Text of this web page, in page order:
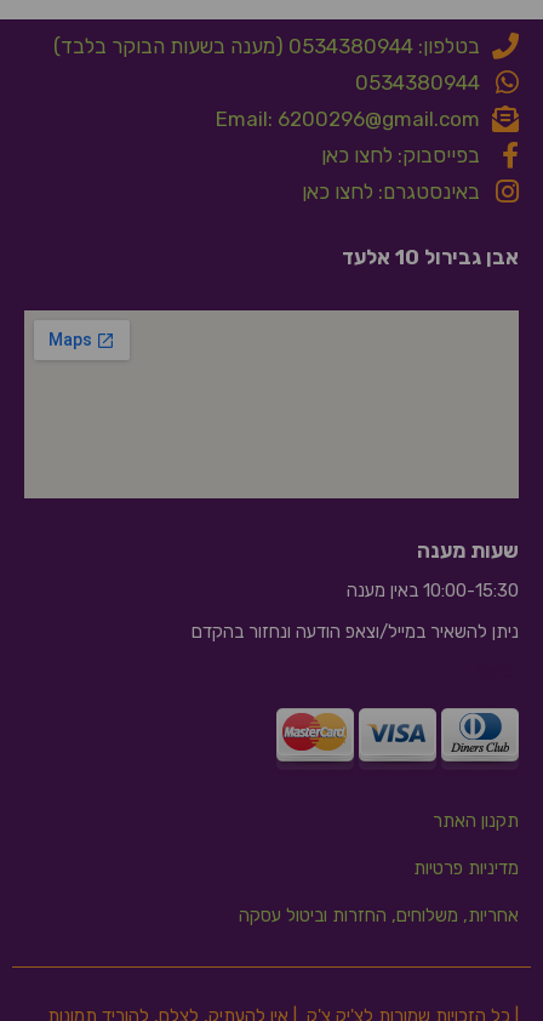
בטלפון: 0534380944 (מענה בשעות הבוקר בלבד)
0534380944
Email: 6200296@gmail.com
בפייסבוק: לחצו כאן
באינסטגרם: לחצו כאן
אבן גבירול 10 אלעד
שעות מענה
10:00-15:30 באין מענה
ניתן להשאיר במייל/וצאפ הודעה ונחזור בהקדם
תקנון האתר
מדיניות פרטיות
אחריות, משלוחים, החזרות וביטול עסקה
| כל הזכויות שמורות לצ'יק צ'ק | אין להעתיק, לצלם, להוריד תמונות